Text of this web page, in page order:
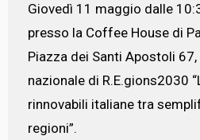
Giovedì 11 maggio dalle
presso la Coffee House di
Piazza dei Santi Apostoli
nazionale di R.E.gions2030
rinnovabili italiane tra
regioni”.